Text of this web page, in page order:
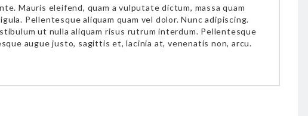
Mauris eleifend, quam a vulputate dictum, massa quam
Pellentesque aliquam quam vel dolor. Nunc adipiscing.
ut nulla aliquam risus rutrum interdum. Pellentesque
augue justo, sagittis et, lacinia at, venenatis non, arcu.